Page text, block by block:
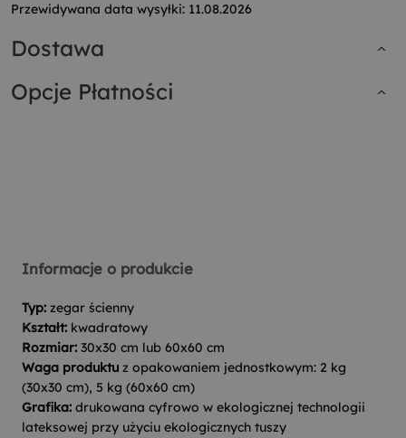
Przewidywana data wysyłki: 11.08.2026
Dostawa
Opcje Płatności
Informacje o produkcie
Typ: zegar ścienny
Kształt: kwadratowy
Rozmiar: 30x30 cm lub 60x60 cm
Waga produktu z opakowaniem jednostkowym: 2 kg
(30x30 cm), 5 kg (60x60 cm)
Grafika: drukowana cyfrowo w ekologicznej technologii
lateksowej przy użyciu ekologicznych tuszy